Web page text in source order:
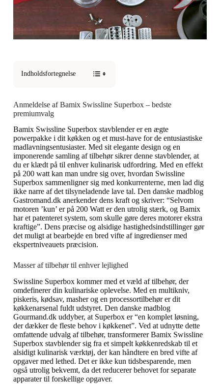
Indholdsfortegnelse
Anmeldelse af Bamix Swissline Superbox – bedste
premiumvalg
Bamix Swissline Superbox stavblender er en ægte
powerpakke i dit køkken og et must-have for de entusiastiske
madlavningsentusiaster. Med sit elegante design og en
imponerende samling af tilbehør sikrer denne stavblender, at
du er klædt på til enhver kulinarisk udfordring. Med en effekt
på 200 watt kan man undre sig over, hvordan Swissline
Superbox sammenligner sig med konkurrenterne, men lad dig
ikke narre af det tilsyneladende lave tal. Den danske madblog
Gastromand.dk anerkender dens kraft og skriver: “Selvom
motoren ’kun’ er på 200 Watt er den utrolig stærk, og Bamix
har et patenteret system, som skulle gøre deres motorer ekstra
kraftige”. Dens præcise og alsidige hastighedsindstillinger gør
det muligt at bearbejde en bred vifte af ingredienser med
ekspertniveauets præcision.
Masser af tilbehør til enhver lejlighed
Swissline Superbox kommer med et væld af tilbehør, der
omdefinerer din kulinariske oplevelse. Med en multikniv,
piskeris, kødsav, masher og en processortilbehør er dit
køkkenarsenal fuldt udstyret. Den danske madblog
Gourmand.dk uddyber, at Superbox er “en komplet løsning,
der dækker de fleste behov i køkkenet”. Ved at udnytte dette
omfattende udvalg af tilbehør, transformerer Bamix Swissline
Superbox stavblender sig fra et simpelt køkkenredskab til et
alsidigt kulinarisk værktøj, der kan håndtere en bred vifte af
opgaver med lethed. Det er ikke kun tidsbesparende, men
også utrolig bekvemt, da det reducerer behovet for separate
apparater til forskellige opgaver.